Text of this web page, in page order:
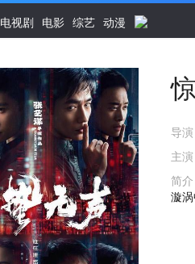
电视剧 电影 综艺 动漫
导演
主演
简介
漩